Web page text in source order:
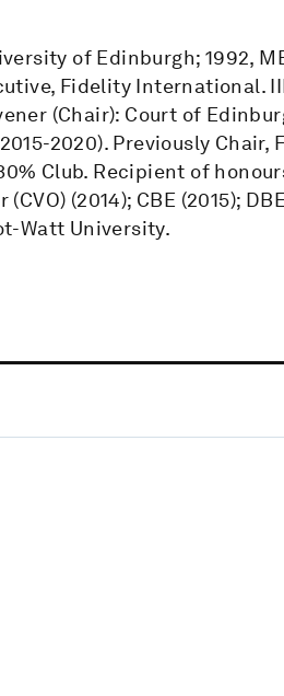
of Edinburgh; 1992,
Fidelity International.
(Chair): Court of
2020). Previously
Club. Recipient of
(2014); CBE (2015);
Watt University.